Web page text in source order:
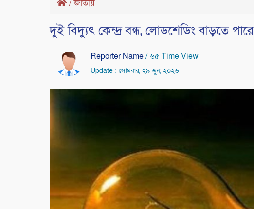
/জাতীয়
দুই বিদ্যুৎ কেন্দ্র বন্ধ, লোডশেডিং বাড়তে পারে
Reporter Name/ ৬৫ Time View
Update : সোমবার, ২৯ জুন, ২০২৬